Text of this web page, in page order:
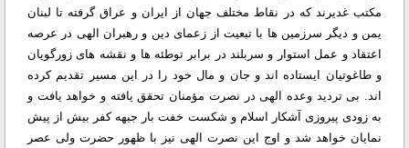
مکتب غدیرند که در نقاط مختلف جهان از ایران و عراق گرفته تا لبنان
یمن و دیگر سرزمین ها با تبعیت از زعمای دین و رهبران الهی در عرصه
اعتقاد و عمل استوار و سربلند در برابر توطئه ها و نقشه های زورگویان
و طاغوتیان ایستاده اند و جان و مال خود را در این مسیر تقدیم کرده
اند. بی تردید وعده الهی در نصرت مؤمنان تحقق یافته و خواهد یافت و
به زودی پیروزی آشکار اسلام و شکست خفت بار جبهه کفر بیش از پیش
نمایان خواهد شد و اوج این نصرت الهی نیز با ظهور حضرت ولی عصر